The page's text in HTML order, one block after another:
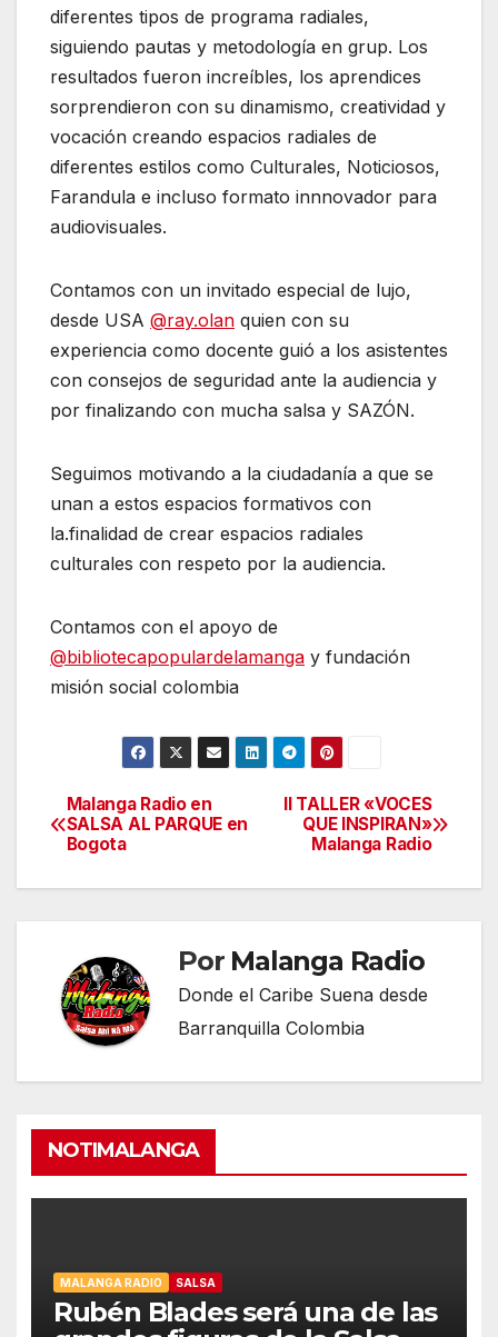
diferentes tipos de programa radiales,
siguiendo pautas y metodología en grup. Los
resultados fueron increíbles, los aprendices
sorprendieron con su dinamismo, creatividad y
vocación creando espacios radiales de
diferentes estilos como Culturales, Noticiosos,
Farandula e incluso formato innnovador para
audiovisuales.
Contamos con un invitado especial de lujo,
desde USA @ray.olan quien con su
experiencia como docente guió a los asistentes
con consejos de seguridad ante la audiencia y
por finalizando con mucha salsa y SAZÓN.
Seguimos motivando a la ciudadanía a que se
unan a estos espacios formativos con
la.finalidad de crear espacios radiales
culturales con respeto por la audiencia.
Contamos con el apoyo de
@bibliotecapopulardelamanga y fundación
misión social colombia
Navegación
de
II TALLER «VOCES
QUE INSPIRAN»
Malanga Radio
Malanga Radio en
SALSA AL PARQUE en
Bogota
Por Malanga Radio
Donde el Caribe Suena desde
Barranquilla Colombia
NOTIMALANGA
MALANGA RADIO SALSA
Rubén Blades será una de las